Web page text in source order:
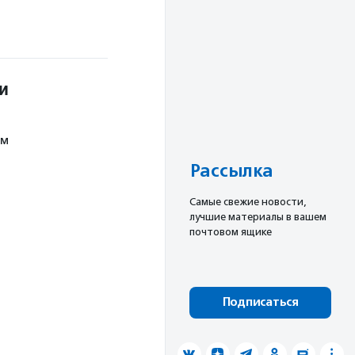
Рассылка
Cамые свежие новости,
лучшие материалы в вашем
почтовом ящике
Подписаться